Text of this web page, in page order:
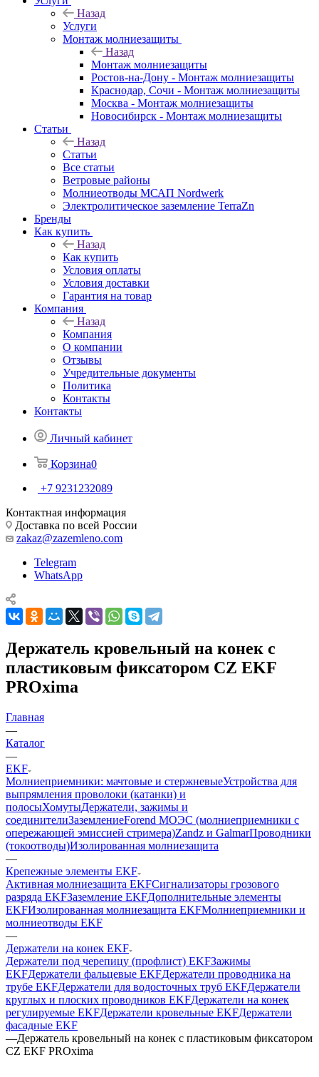
Назад
Услуги
Монтаж молниезащиты
Назад
Монтаж молниезащиты
Ростов-на-Дону - Монтаж молниезащиты
Краснодар, Сочи - Монтаж молниезащиты
Москва - Монтаж молниезащиты
Новосибирск - Монтаж молниезащиты
Статьи
Назад
Статьи
Все статьи
Ветровые районы
Молниеотводы МСАП Nordwerk
Электролитическое заземление TerraZn
Бренды
Как купить
Назад
Как купить
Условия оплаты
Условия доставки
Гарантия на товар
Компания
Назад
Компания
О компании
Отзывы
Учредительные документы
Политика
Контакты
Контакты
Личный кабинет
Корзина0
+7 9231232089
Контактная информация
Доставка по всей России
zakaz@zazemleno.com
Telegram
WhatsApp
Держатель кровельный на конек с
пластиковым фиксатором CZ EKF
PROxima
Главная
—
Каталог
—
EKF
Молниеприемники: мачтовые и стержневыеУстройства для
выпрямления проволоки (катанки) и
полосыХомутыДержатели, зажимы и
соединителиЗаземлениеForend МОЭС (молниеприемники с
опережающей эмиссией стримера)Zandz и GalmarПроводники
(токоотводы)Изолированная молниезащита
—
Крепежные элементы EKF
Активная молниезащита EKFСигнализаторы грозового
разряда EKFЗаземление EKFДополнительные элементы
EKFИзолированная молниезащита EKFМолниеприемники и
молниеотводы EKF
—
Держатели на конек EKF
Держатели под черепицу (профлист) EKFЗажимы
EKFДержатели фальцевые EKFДержатели проводника на
трубе EKFДержатели для водосточных труб EKFДержатели
круглых и плоских проводников EKFДержатели на конек
регулируемые EKFДержатели кровельные EKFДержатели
фасадные EKF
—Держатель кровельный на конек с пластиковым фиксатором
CZ EKF PROxima